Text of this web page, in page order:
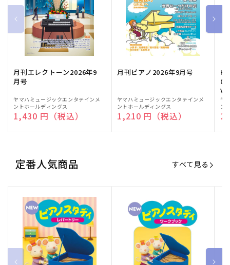
月刊エレクトーン2026年9
月号
販
売
元:
ヤマハミュージックエンタテインメ
ントホールディングス
通常価格
1,430 円（税込）
月刊ピアノ2026年9月号
販
売
元:
ヤマハミュージックエンタテインメ
ントホールディングス
通常価格
1,210 円（税込）
販
売
元:
ヤ
ン
定番人気商品 すべて見る